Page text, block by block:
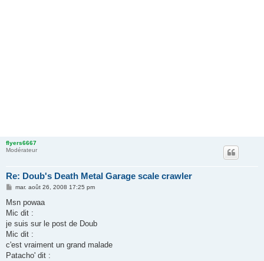
flyers6667
Modérateur
Re: Doub's Death Metal Garage scale crawler
M
s
a
g
mar. août 26, 2008 17:25 pm
Msn powaa
Mic dit :
je suis sur le post de Doub
Mic dit :
c'est vraiment un grand malade
Patacho' dit :